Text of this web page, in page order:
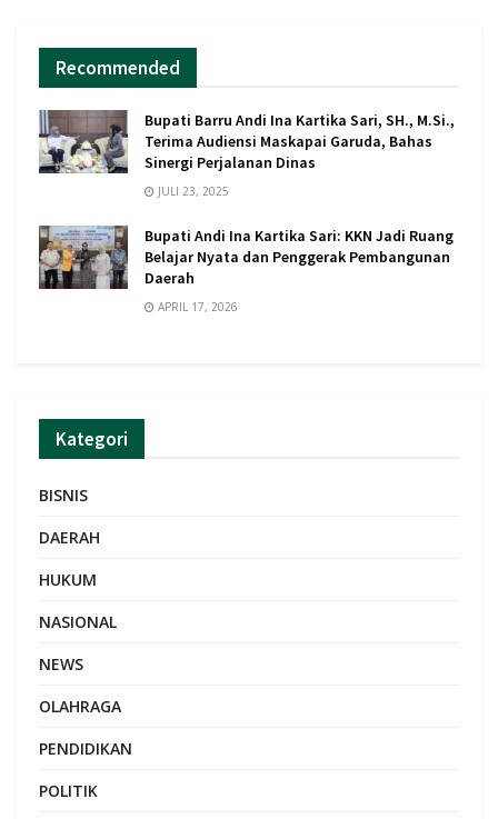
Recommended
Bupati Barru Andi Ina Kartika Sari, SH., M.Si.,
Terima Audiensi Maskapai Garuda, Bahas
Sinergi Perjalanan Dinas
JULI 23, 2025
Bupati Andi Ina Kartika Sari: KKN Jadi Ruang
Belajar Nyata dan Penggerak Pembangunan
Daerah
APRIL 17, 2026
Kategori
BISNIS
DAERAH
HUKUM
NASIONAL
NEWS
OLAHRAGA
PENDIDIKAN
POLITIK